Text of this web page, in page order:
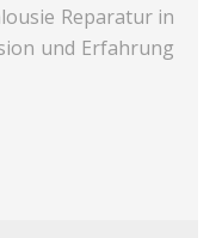
Reparatur in
und Erfahrung